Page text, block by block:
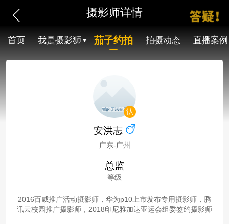
摄影师详情
首页 我是摄影狮 茄子约拍 拍摄动态 直播案例
安洪志
广东-广州
总监
等级
2016百威推广活动摄影师，华为p10上市发布专用摄影师，腾
讯云校园推广摄影师，2018印尼雅加达亚运会组委签约摄影师